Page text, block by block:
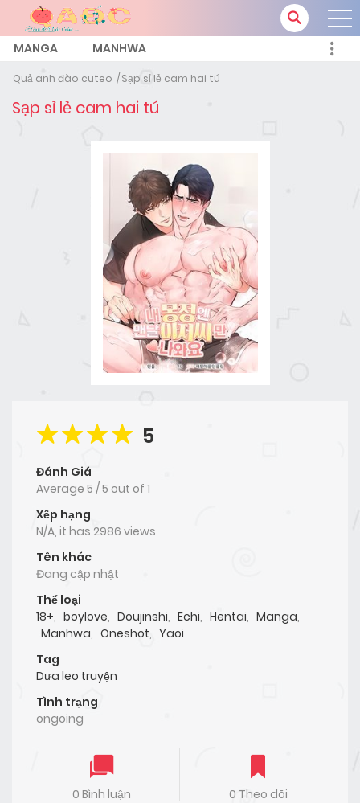
MANGA MANHWA
Quả anh đào cuteo Sạp sỉ lẻ cam hai tú
Sạp sỉ lẻ cam hai tú
5
Đánh Giá
Average 5 /5 out of 1
Xếp hạng
N/A, it has 2986 views
Tên khác
Đang cập nhật
Thể loại
18+, boylove, Doujinshi, Echi, Hentai, Manga,
Manhwa, Oneshot, Yaoi
Tag
Dưa leo truyện
Tình trạng
ongoing
0 Bình luận 0 Theo dõi